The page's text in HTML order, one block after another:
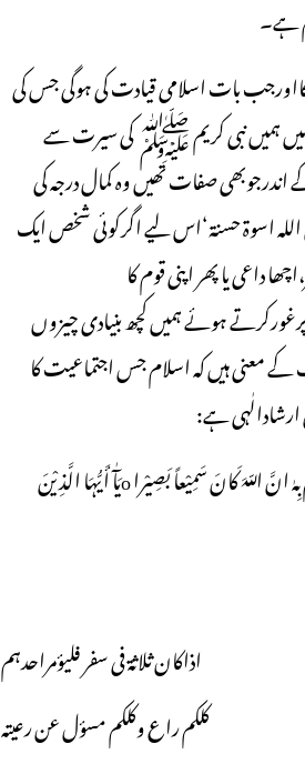
ہے۔
بات اسلامی قیادت کی ہوگی جس کی
میں ہمیں نبی کریم ﷺ کی سیرت سے
صفات تھیں وہ کمال درجہ کی
اسوۃ حسنۃ‘اس لیے اگرکوئی شخص ایک
داعی یا پھر اپنی قوم کا
ہوئے ہمیں کچھ بنیادی چیزوں
معنی ہیں کہ اسلام جس اجتماعیت کا
ہے:
اِنَّ اللّہَ یَأْمُرُکُمْ أَن تُؤدُّواْ الأَمَانَاتِ الٰیٓ أَہْلِہَا وَاذَا حَکَمْتُم بَیْْنَ النَّاسِ أَن تَحْکُمُواْ بِالْعَدْلِ انَّ اللّہَ نِعِمَّا یَعِظُکُم بِہٰ انَّ اللّہَ کَانَ سَمِیْعاً بَصِیْرا oیَآٰ أَیُّہَا الَّذِیْنَ
اذاکان ثلاثۃ فی سفر فلیؤمراحدہم
کلکم راع وکلکم مسؤل عن رعیتہ